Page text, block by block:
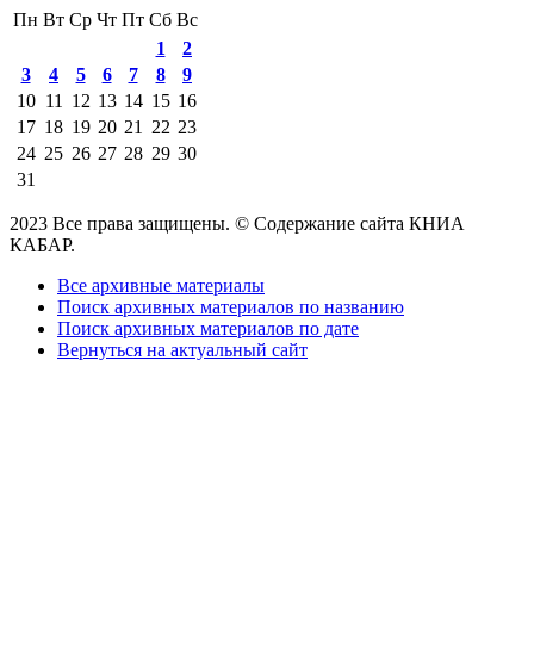
Пн Вт Ср Чт Пт Сб Вс
1
2
3
4 5 6 7 8
9
10 11 12 13 14 15 16
17 18 19 20 21 22 23
24 25 26 27 28 29 30
31
2023 Все права защищены. © Содержание сайта КНИА
КАБАР.
Все архивные материалы
Поиск архивных материалов по названию
Поиск архивных материалов по дате
Вернуться на актуальный сайт